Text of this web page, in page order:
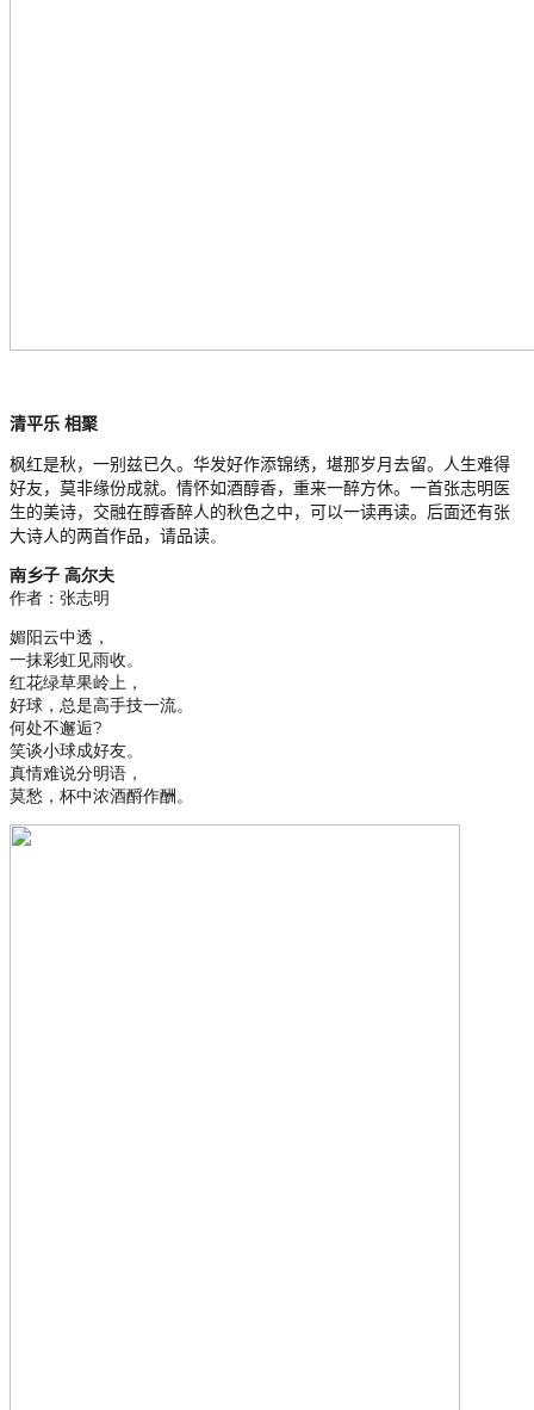
清平乐 相聚
枫红是秋， 一别兹已久。 华发好作添锦绣， 堪那岁月去留。 人生难得
好友， 莫非缘份成就。 情怀如酒醇香， 重来一醉方休。 一首张志明医
生的美诗，交融在醇香醉人的秋色之中，可以一读再读。后面还有张
大诗人的两首作品，请品读。
南乡子 高尔夫
作者：张志明
媚阳云中透，
一抹彩虹见雨收。
红花绿草果岭上，
好球，总是高手技一流。
何处不邂逅?
笑谈小球成好友。
真情难说分明语，
莫愁，杯中浓酒酹作酬。